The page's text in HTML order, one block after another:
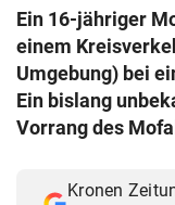
search
eingeben
© Krone Multimedia
Ein 16-jähriger
einem
Umgebung) bei
Ein bislang
Vorrang des
Kronen